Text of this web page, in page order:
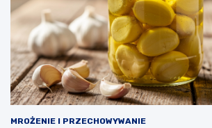
MROŻENIE I PRZECHOWYWANIE